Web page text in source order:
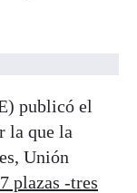
publicó el
la que la
Unión
plazas -tres